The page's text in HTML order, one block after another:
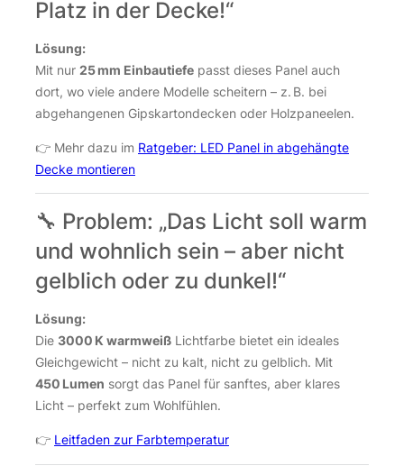
Platz in der Decke!“
Lösung:
Mit nur 25 mm Einbautiefe passt dieses Panel auch
dort, wo viele andere Modelle scheitern – z. B. bei
abgehangenen Gipskartondecken oder Holzpaneelen.
👉 Mehr dazu im Ratgeber: LED Panel in abgehängte
Decke montieren
🔧 Problem: „Das Licht soll warm
und wohnlich sein – aber nicht
gelblich oder zu dunkel!“
Lösung:
Die 3000 K warmweiß Lichtfarbe bietet ein ideales
Gleichgewicht – nicht zu kalt, nicht zu gelblich. Mit
450 Lumen sorgt das Panel für sanftes, aber klares
Licht – perfekt zum Wohlfühlen.
👉 Leitfaden zur Farbtemperatur